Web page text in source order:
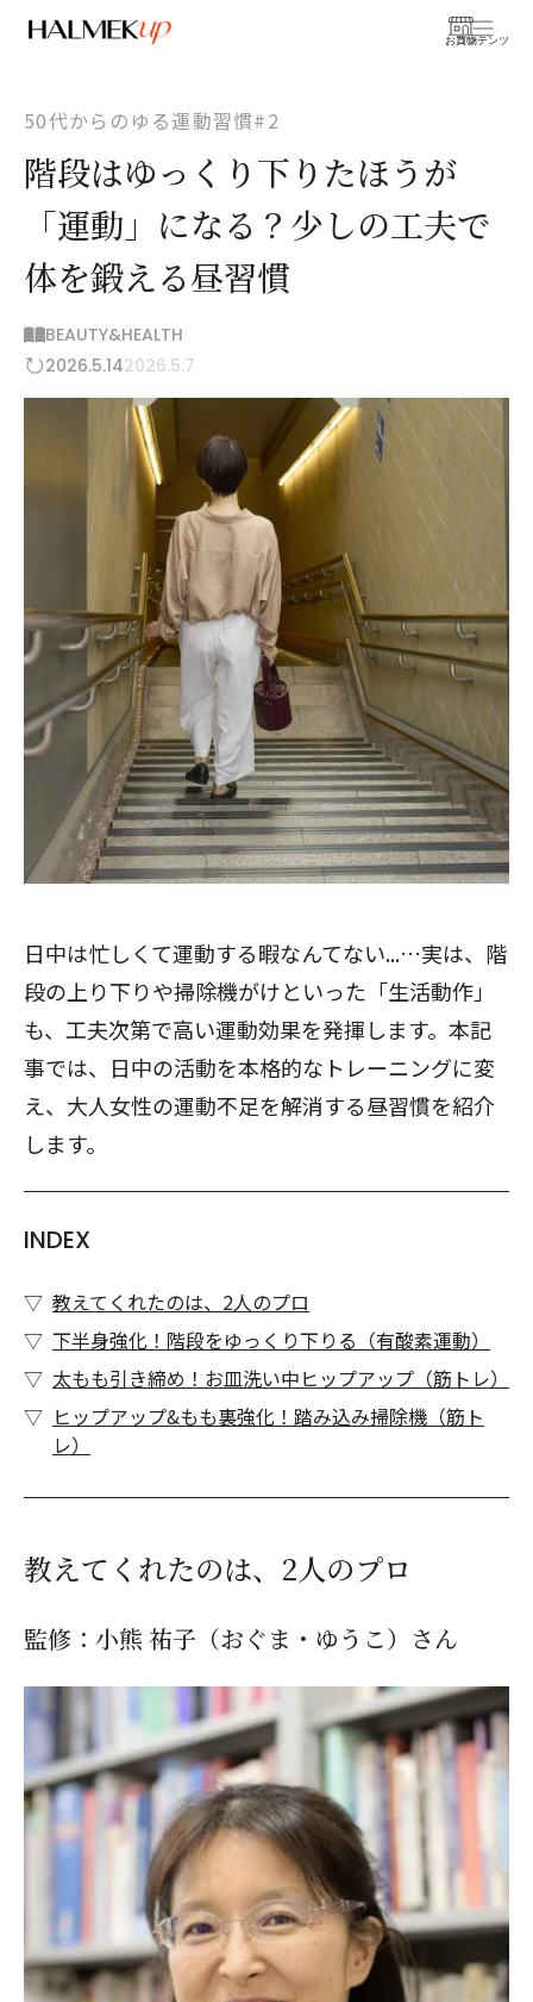
お買物
コンテンツ
50代からのゆる運動習慣#2
階段はゆっくり下りたほうが
「運動」になる？少しの工夫で
体を鍛える昼習慣
BEAUTY&HEALTH
2026.5.142026.5.7
日中は忙しくて運動する暇なんてない...…実は、階
段の上り下りや掃除機がけといった「生活動作」
も、工夫次第で高い運動効果を発揮します。本記
事では、日中の活動を本格的なトレーニングに変
え、大人女性の運動不足を解消する昼習慣を紹介
します。
INDEX
教えてくれたのは、2人のプロ
下半身強化！階段をゆっくり下りる（有酸素運動）
太もも引き締め！お皿洗い中ヒップアップ（筋トレ）
ヒップアップ&もも裏強化！踏み込み掃除機（筋ト
レ）
教えてくれたのは、2人のプロ
監修：小熊 祐子（おぐま・ゆうこ）さん